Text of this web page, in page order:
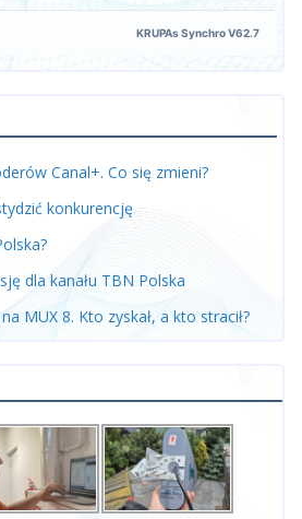
KRUPAs Synchro V62.7
Canal+. Co się zmieni?
konkurencję
dla kanału TBN Polska
MUX 8. Kto zyskał, a kto stracił?